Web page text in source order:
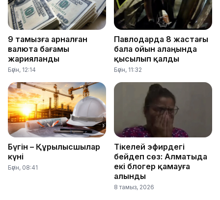
9 тамызға арналған
валюта бағамы
жарияланды
Бүгін, 12:14
Павлодарда 8 жастағы
бала ойын алаңында
қысылып қалды
Бүгін, 11:32
Бүгін – Құрылысшылар
күні
Бүгін, 08:41
Тікелей эфирдегі
бейәдеп сөз: Алматыда
екі блогер қамауға
алынды
8 тамыз, 2026